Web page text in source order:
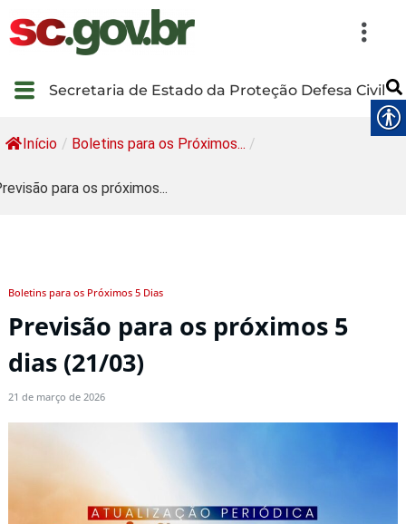
Secretaria de Estado da Proteção Defesa Civil
Início / Boletins para os Próximos... /
para os próximos...
Boletins para os Próximos 5 Dias
Previsão para os próximos 5
dias (21/03)
21 de março de 2026